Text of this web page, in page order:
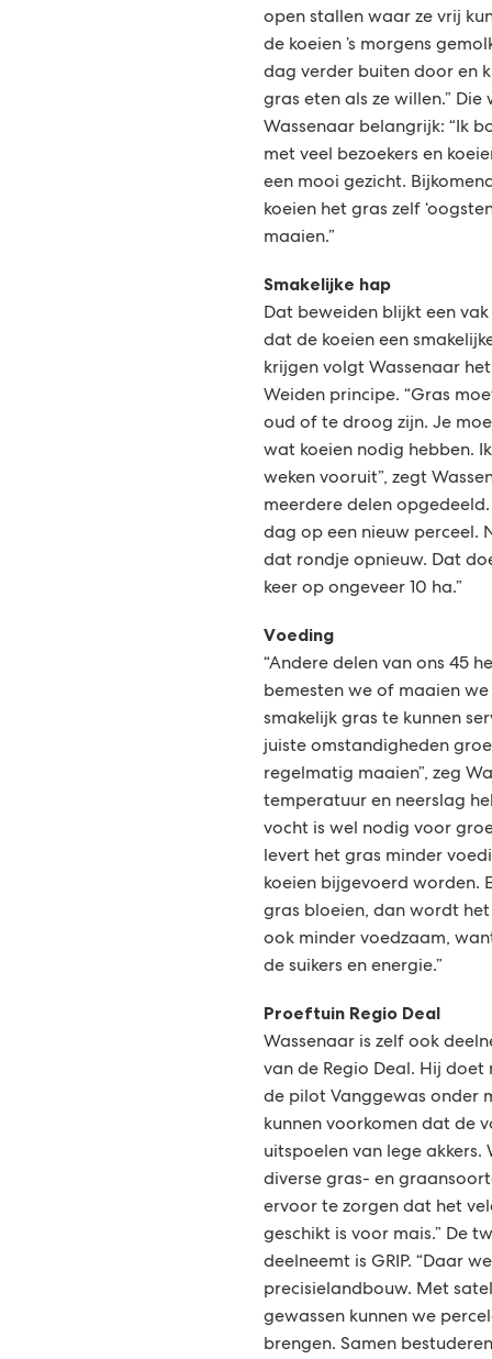
open stallen waar ze vrij
de koeien ’s morgens
dag verder buiten door en
gras eten als ze willen.”
Wassenaar belangrijk: “Ik
met veel bezoekers en
een mooi gezicht.
koeien het gras zelf
maaien.”
Smakelijke hap
Dat beweiden blijkt een
dat de koeien een
krijgen volgt Wassenaar
Weiden principe. “Gras
oud of te droog zijn. Je
wat koeien nodig hebben.
weken vooruit”, zegt
meerdere delen
dag op een nieuw perceel.
dat rondje opnieuw. Dat
keer op ongeveer 10 ha.”
Voeding
“Andere delen van ons 45
bemesten we of maaien
smakelijk gras te kunnen
juiste omstandigheden
regelmatig maaien”, zeg
temperatuur en neerslag
vocht is wel nodig voor
levert het gras minder
koeien bijgevoerd worden.
gras bloeien, dan wordt
ook minder voedzaam,
de suikers en energie.”
Proeftuin Regio Deal
Wassenaar is zelf ook
van de Regio Deal. Hij doet
de pilot Vanggewas onder
kunnen voorkomen dat de
uitspoelen van lege akkers.
diverse gras- en
ervoor te zorgen dat het
geschikt is voor mais.” De
deelneemt is GRIP. “Daar
precisielandbouw. Met
gewassen kunnen we
brengen. Samen